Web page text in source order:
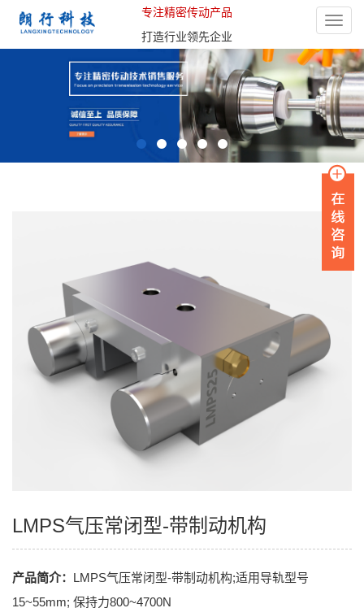
Toggle
专注精密传动产品
打造行业领先企业
LMPS气压常闭型-带制动机构
产品简介： LMPS气压常闭型-带制动机构;适用导轨型号
15~55mm; 保持力800~4700N